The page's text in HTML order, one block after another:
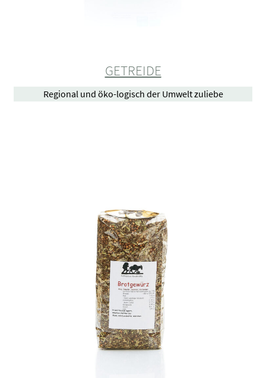
GETREIDE
Regional und öko-logisch der Umwelt zuliebe